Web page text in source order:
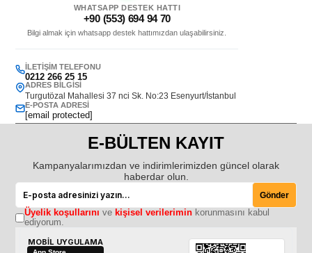
WHATSAPP DESTEK HATTI
+90 (553) 694 94 70
Bilgi almak için whatsapp destek hattımızdan ulaşabilirsiniz.
İLETIŞIM TELEFONU
0212 266 25 15
ADRES BILGISI
Turgutözal Mahallesi 37 nci Sk. No:23 Esenyurt/İstanbul
E-POSTA ADRESI
[email protected]
E-BÜLTEN KAYIT
Kampanyalarımızdan ve indirimlerimizden güncel olarak
haberdar olun.
Gönder
Üyelik koşullarını ve kişisel verileriminkorunmasını kabul
ediyorum.
MOBİL UYGULAMA